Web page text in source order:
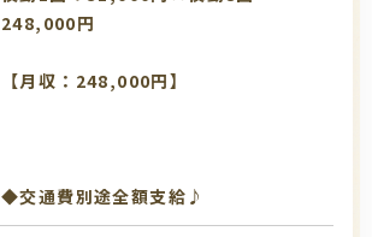
248,000円
【月収：248,000円】
◆交通費別途全額支給♪